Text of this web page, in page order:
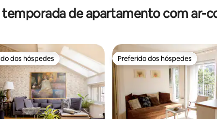
de apartamento com ar-
preferidos dos hóspedes
dos hóspedes Preferido dos hóspedes
Preferido dos hóspedes